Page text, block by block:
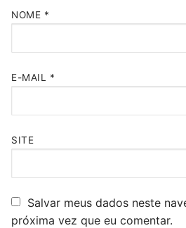
NOME *
E-MAIL *
SITE
Salvar meus dados neste
próxima vez que eu comentar.